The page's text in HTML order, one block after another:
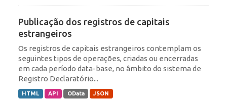
Publicação dos registros de capitais
estrangeiros
Os registros de capitais estrangeiros contemplam os
seguintes tipos de operações, criadas ou encerradas
em cada período data-base, no âmbito do sistema de
Registro Declaratório...
HTML API OData JSON